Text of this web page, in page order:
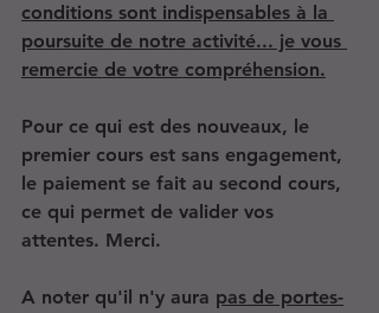
conditions sont indispensables à la
poursuite de notre activité... je vous
remercie de votre compréhension.
Pour ce qui est des nouveaux, le
premier cours est sans engagement,
le paiement se fait au second cours,
ce qui permet de valider vos
attentes. Merci.
A noter qu'il n'y aura pas de portes-